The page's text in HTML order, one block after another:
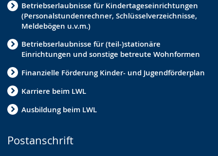
Vormundschaften / Pflegschaften
Ganztagsbildung
Personal in Einrichtungen
Jugendhilfeplanung
Betriebserlaubnisse für Kindertageseinrichtungen
(Personalstundenrechner, Schlüsselverzeichnisse,
Meldebögen u.v.m.)
Betriebserlaubnisse für (teil-)stationäre
Einrichtungen und sonstige betreute Wohnformen
Finanzielle Förderung Kinder- und Jugendförderplan
Karriere beim LWL
Ausbildung beim LWL
Postanschrift